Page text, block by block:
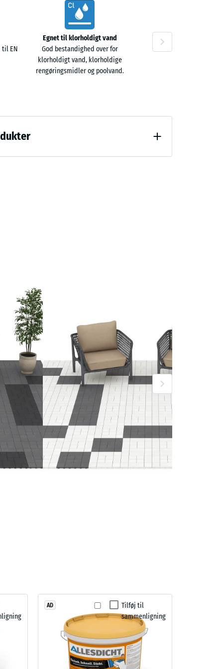
til EN
Egnet til klorholdigt vand
God bestandighed over for
klorholdigt vand, klorholdige
rengøringsmidler og poolvand.
Tilføj til
sammenligning
AD